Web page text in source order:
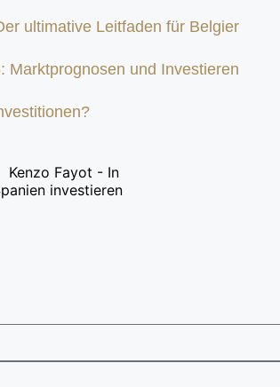
ultimative Leitfaden für Belgier
Marktprognosen und Investieren